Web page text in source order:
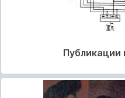
Публикации